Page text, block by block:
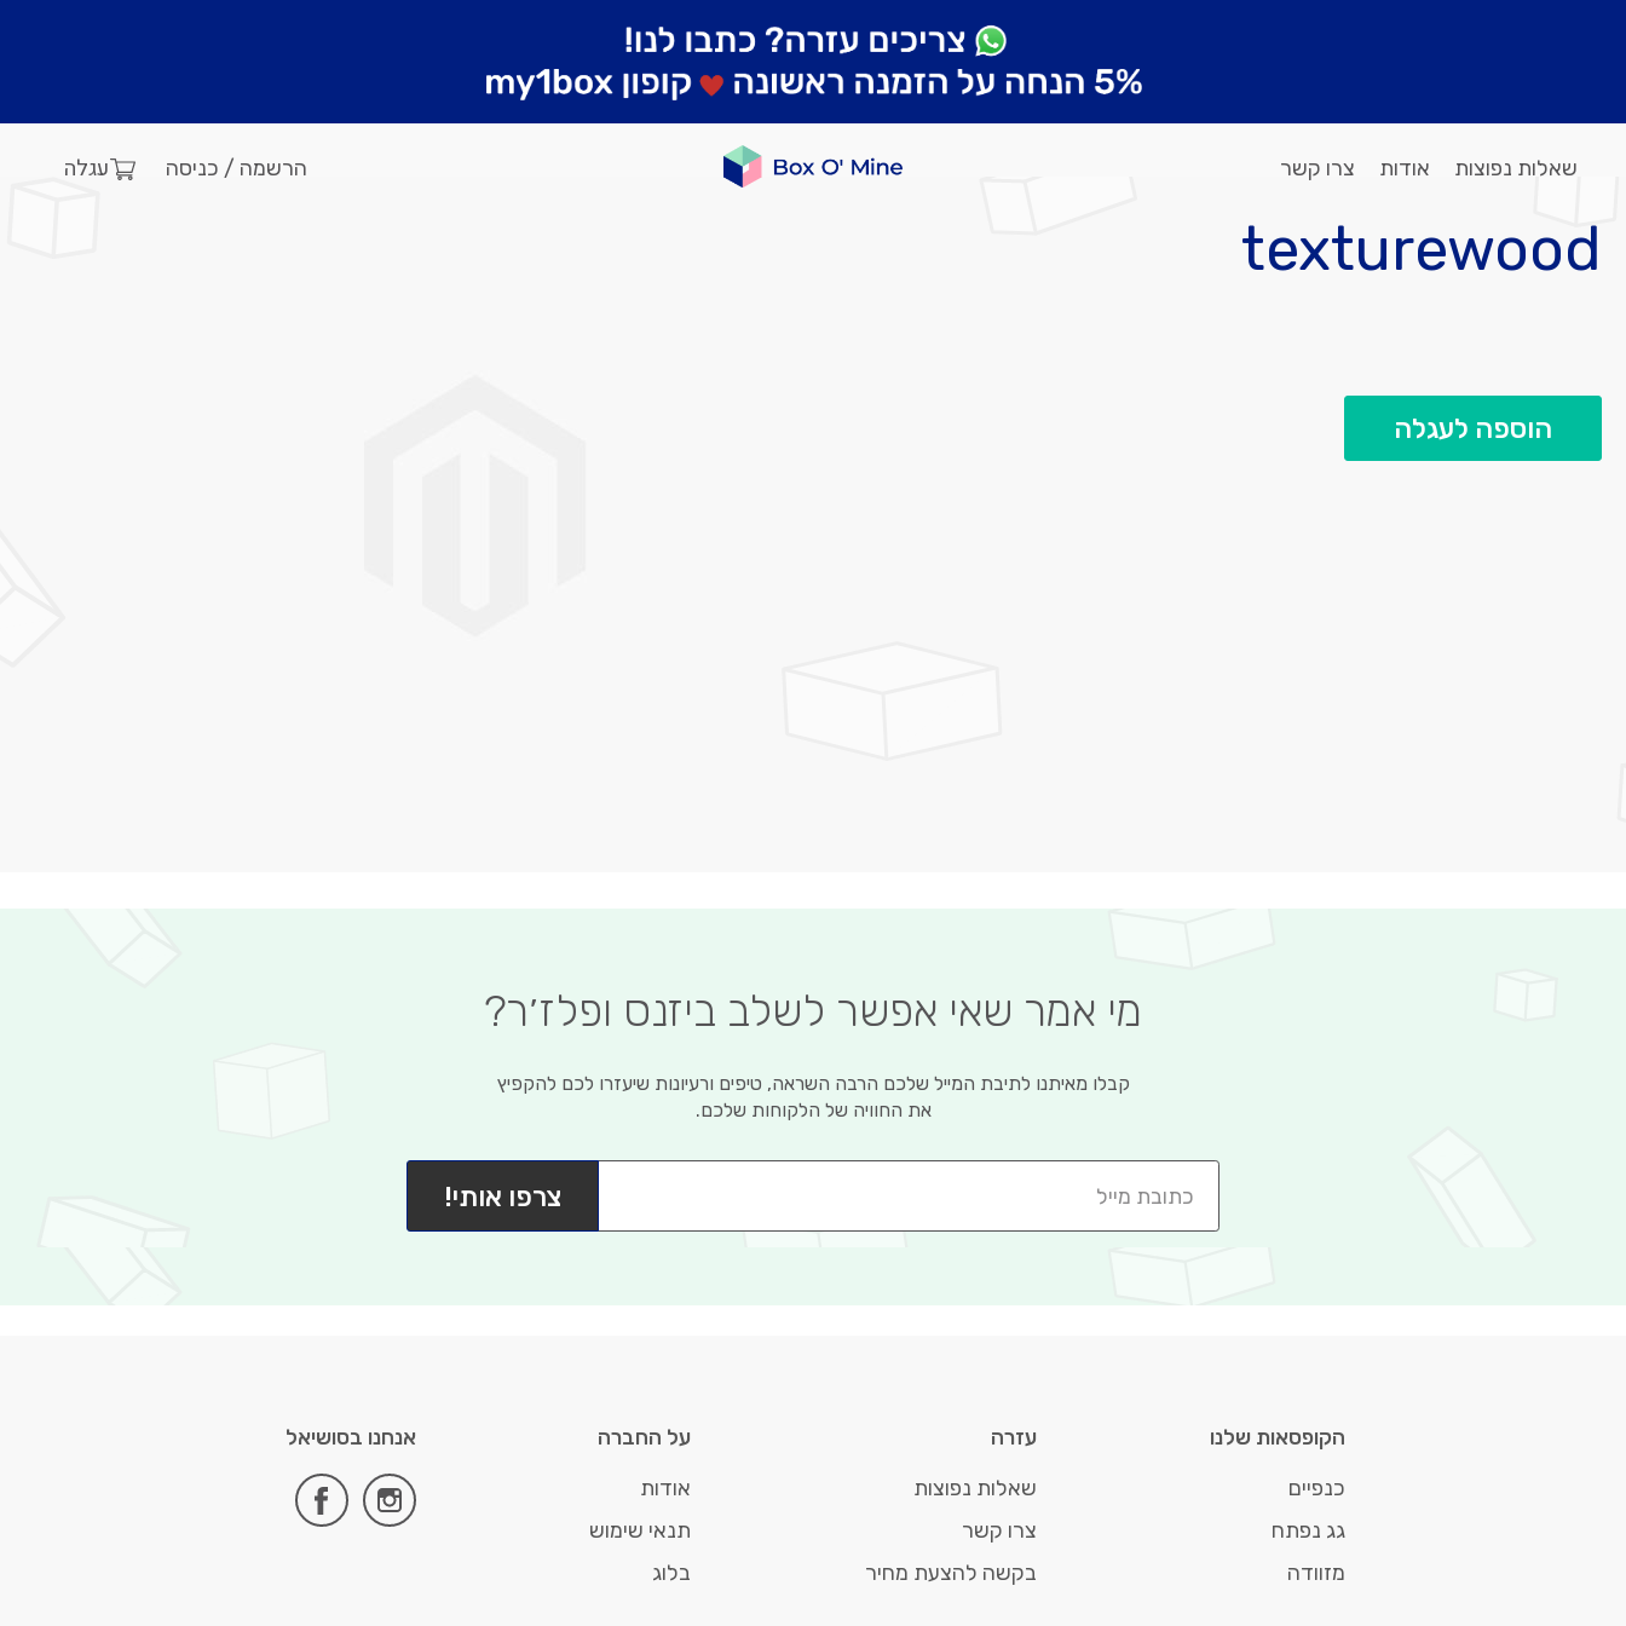
שאלות נפוצות אודות צרו קשר הרשמה / כניסה עגלה
texturewood
הוספה לעגלה
מי אמר שאי אפשר לשלב ביזנס ופלז׳ר?
קבלו מאיתנו לתיבת המייל שלכם הרבה השראה, טיפים ורעיונות שיעזרו לכם להקפיץ
את החוויה של הלקוחות שלכם.
צרפו אותי!
אנחנו בסושיאל
instagram
facebook
הקופסאות שלנו
כנפיים
גג נפתח
מזוודה
עזרה
שאלות נפוצות
צרו קשר
בקשה להצעת מחיר
על החברה
אודות
תנאי שימוש
בלוג